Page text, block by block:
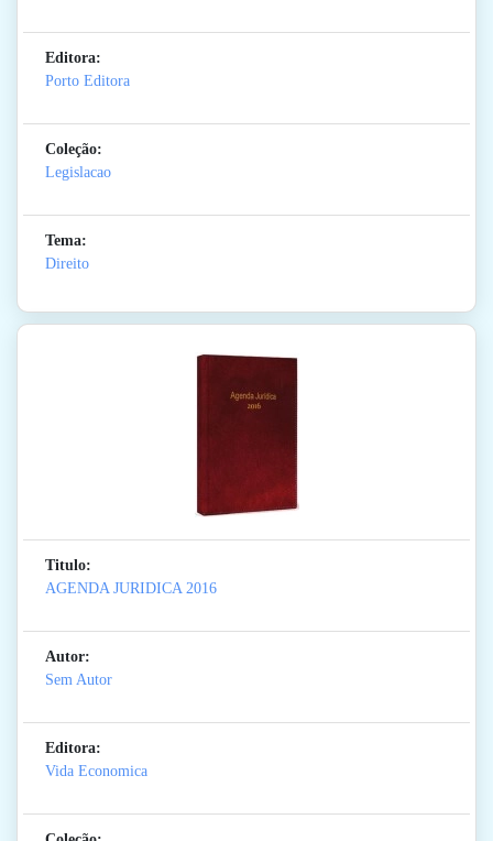
Editora:
Porto Editora
Coleção:
Legislacao
Tema:
Direito
Titulo:
AGENDA JURIDICA 2016
Autor:
Sem Autor
Editora:
Vida Economica